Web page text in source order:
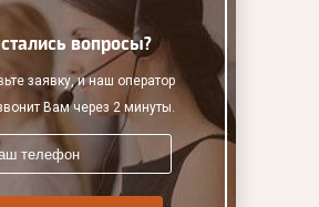
вопросы?
заявку, и наш оператор
Вам через 2 минуты.